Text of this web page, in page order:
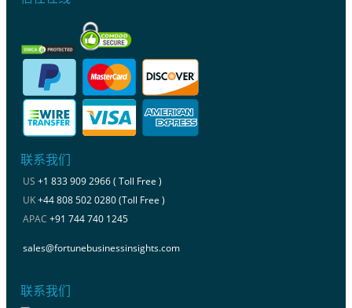
联系我们
US +1 833 909 2966 ( Toll Free )
UK+44 808 502 0280 (Toll Free )
APAC +91 744 740 1245
sales@fortunebusinessinsights.com
联系我们